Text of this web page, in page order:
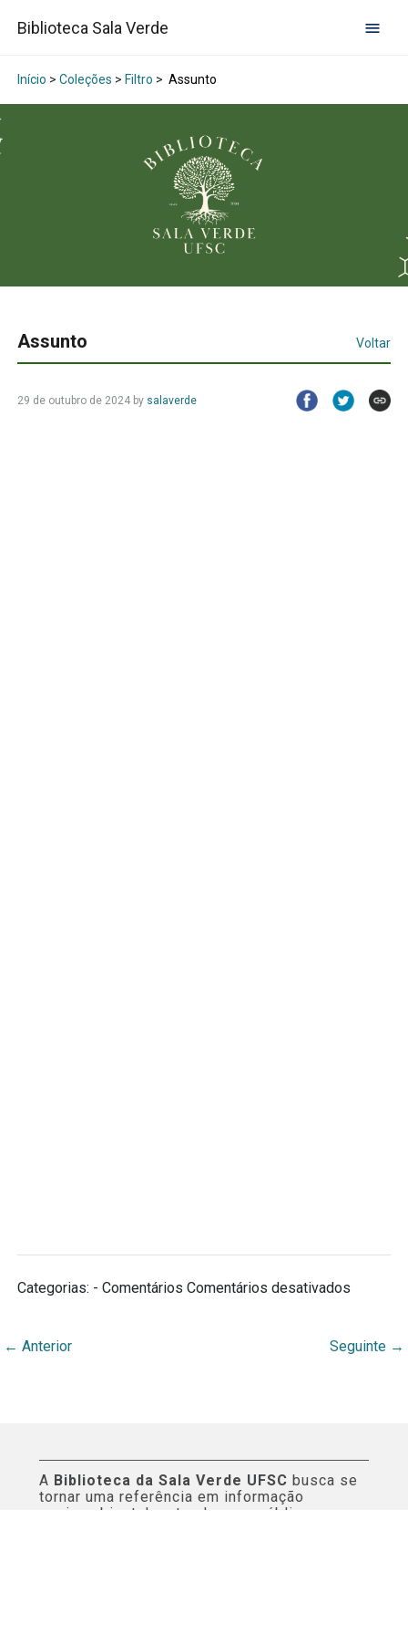
Biblioteca Sala Verde
Início > Coleções > Filtro > Assunto
Assunto Voltar
29 de outubro de 2024by salaverde
Categorias: - Comentários Comentários desativadosem
← Anterior Seguinte →
A Biblioteca da Sala Verde UFSC busca se
tornar uma referência em informação
socioambiental e atender aos públicos